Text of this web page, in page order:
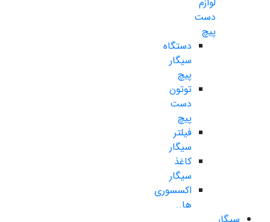
دست
پیچ
دستگاه
سیگار
پیچ
توتون
دست
پیچ
فیلتر
سیگار
کاغذ
سیگار
اکسسوری
ها..